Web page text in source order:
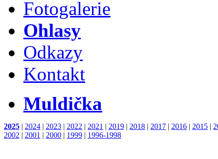
Fotogalerie
Ohlasy
Odkazy
Kontakt
Muldička
2025 | 2024 | 2023 | 2022 | 2021 | 2019 | 2018 | 2017 | 2016 | 2015 |
2002 | 2001 | 2000 | 1999 | 1996-1998